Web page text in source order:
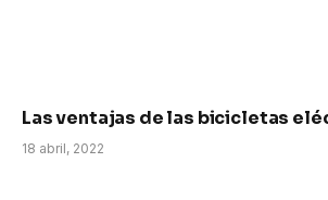
Las ventajas de las bicicletas
18 abril, 2022